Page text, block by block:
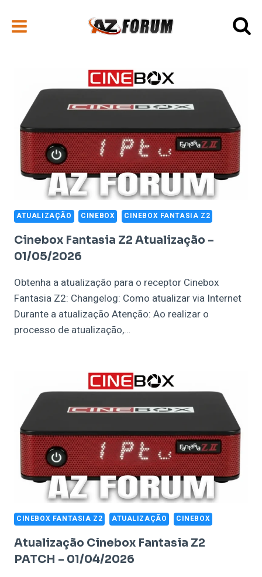
para
ATUALIZAÇÃO CINEBOX CINEBOX FANTASIA Z2
Cinebox Fantasia Z2 Atualização –
01/05/2026
Obtenha a atualização para o receptor Cinebox
Fantasia Z2: Changelog: Como atualizar via Internet
Durante a atualização Atenção: Ao realizar o
processo de atualização,…
CINEBOX FANTASIA Z2 ATUALIZAÇÃO CINEBOX
Atualização Cinebox Fantasia Z2
PATCH – 01/04/2026